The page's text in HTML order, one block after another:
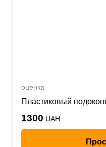
оценка
Пластиковый
1300 UAH